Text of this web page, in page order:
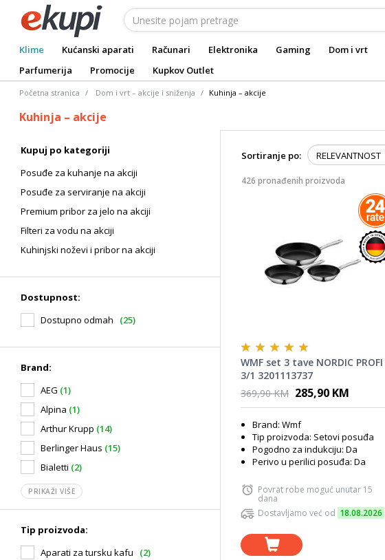
Klime Kućanski aparati Računari Elektronika Gaming Dom i vrt
Parfumerija
Promocije Kupkov Outlet
Početna stranica Dom i vrt – akcije i sniženja Kuhinja – akcije
Kuhinja – akcije
Kupuj po kategoriji
Posuđe za kuhanje na akciji
Posuđe za serviranje na akciji
Premium pribor za jelo na akciji
Filteri za vodu na akciji
Kuhinjski noževi i pribor na akciji
Dostupnost:
Dostupno odmah
(25)
Brand:
AEG (1)
Alpina (1)
Arthur Krupp (14)
Berlinger Haus (15)
Bialetti (2)
PRIKAŽI VIŠE
Tip proizvoda:
Aparati za tursku kafu
(2)
Sortiranje po:
426 pronađenih proizvoda
WMF set 3 tave NORDIC PROFI
3/1 3201113737
369,90 KM 285,90 KM
Brand: Wmf
Tip proizvoda: Setovi posuđa
Pogodno za indukciju: Da
Perivo u perilici posuđa: Da
Povrat robe moguć unutar 15
dana
Dostavljamo već od 18.08.2026